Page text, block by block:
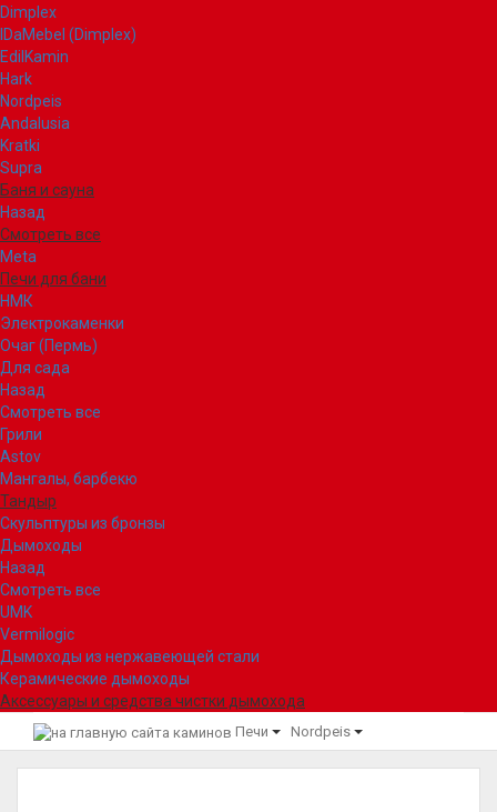
Dimplex
IDaMebel (Dimplex)
EdilKamin
Hark
Nordpeis
Andalusia
Kratki
Supra
Баня и сауна
Назад
Смотреть все
Meta
Печи для бани
НМК
Электрокаменки
Очаг (Пермь)
Для сада
Назад
Смотреть все
Грили
Astov
Мангалы, барбекю
Тандыр
Скульптуры из бронзы
Дымоходы
Назад
Смотреть все
UMK
Vermilogic
Дымоходы из нержавеющей стали
Керамические дымоходы
Аксессуары и средства чистки дымохода
Печи Nordpeis